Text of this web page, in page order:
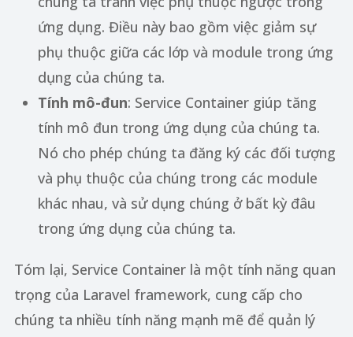
ứng dụng. Điều này bao gồm việc giảm sự
phụ thuộc giữa các lớp và module trong ứng
dụng của chúng ta.
Tính mô-đun: Service Container giúp tăng
tính mô đun trong ứng dụng của chúng ta.
Nó cho phép chúng ta đăng ký các đối tượng
và phụ thuộc của chúng trong các module
khác nhau, và sử dụng chúng ở bất kỳ đâu
trong ứng dụng của chúng ta.
Tóm lại, Service Container là một tính năng quan
trọng của Laravel framework, cung cấp cho
chúng ta nhiều tính năng mạnh mẽ để quản lý